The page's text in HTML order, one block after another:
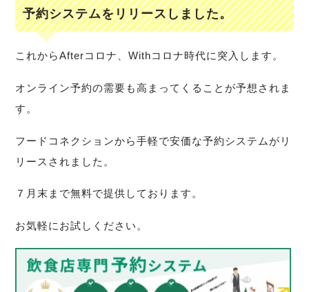
予約システムをリリースしました。
これからAfterコロナ、Withコロナ時代に突入します。
オンライン予約の需要も高まってくることが予想されま
す。
フードコネクションから手軽で安価な予約システムがリ
リースされました。
７月末まで無料で提供しております。
お気軽にお試しください。